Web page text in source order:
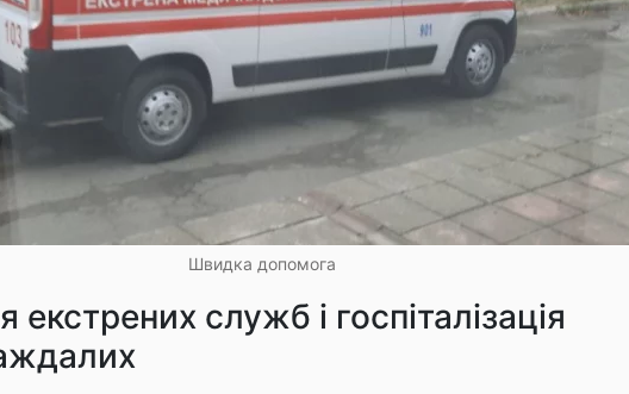
Швидка допомога
екстрених служб і госпіталізація